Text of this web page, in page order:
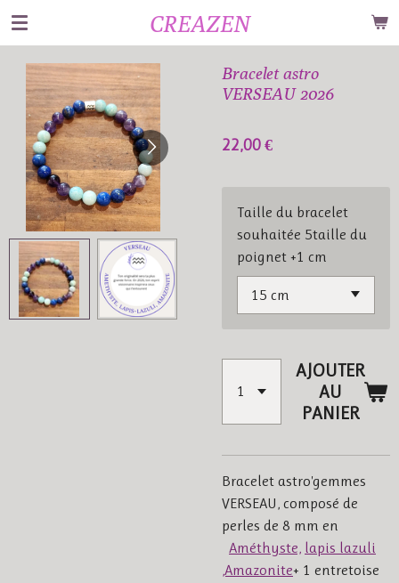
Passer
au
contenu
principal
CREAZEN
Bracelet astro
VERSEAU 2026
22,00 €
Taille du bracelet
souhaitée 5taille du
poignet +1 cm
AJOUTER
AU
PANIER
Bracelet astro'gemmes
VERSEAU, composé de
perles de 8 mm en
Améthyste, lapis lazuli
,Amazonite+ 1 entretoise